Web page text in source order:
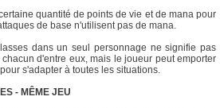
quantité de points de vie et de mana pour
de base n'utilisent pas de mana.
dans un seul personnage ne signifie pas
d'entre eux, mais le joueur peut emporter
s'adapter à toutes les situations.
- MÊME JEU